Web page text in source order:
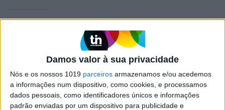
Damos valor à sua privacidade
Nós e os nossos 1019 parceiros armazenamos e/ou acedemos
a informações num dispositivo, como cookies, e processamos
dados pessoais, como identificadores únicos e informações
padrão enviadas por um dispositivo para publicidade e
10
MAIS NA VISÃO